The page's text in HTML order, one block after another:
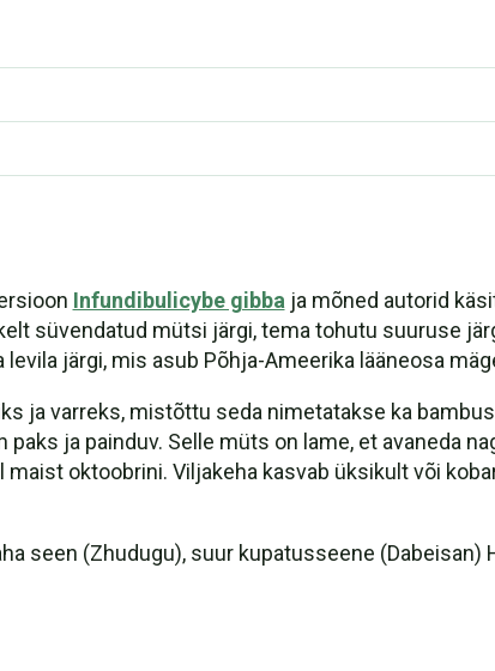
Infundibulicybe gibba ja mõned autorid
süvendatud mütsi järgi, tema tohutu suuruse
järgi, mis asub Põhja-Ameerika lääneosa
ja varreks, mistõttu seda nimetatakse ka
ja painduv. Selle müts on lame, et avaneda
oktoobrini. Viljakeha kasvab üksikult või
seen (Zhudugu), suur kupatusseene (Dabeisan)